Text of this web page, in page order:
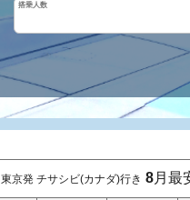
搭乗人数
東京発 チサシビ(カナダ)行き 8月最